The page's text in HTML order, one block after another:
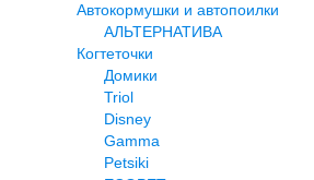
Автокормушки и автопоилки
АЛЬТЕРНАТИВА
Когтеточки
Домики
Triol
Disney
Gamma
Petsiki